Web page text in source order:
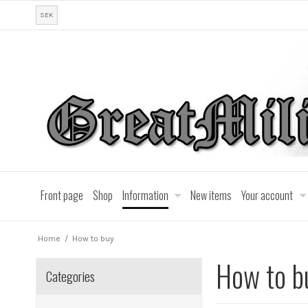
SEK
Front page Shop Information New items Your account
Home / How to buy
Categories How to